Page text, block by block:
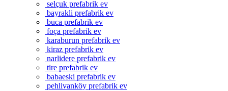
selçuk prefabrik ev
bayrakli prefabrik ev
buca prefabrik ev
foça prefabrik ev
karaburun prefabrik ev
kiraz prefabrik ev
narlidere prefabrik ev
tire prefabrik ev
babaeski prefabrik ev
pehlivanköy prefabrik ev